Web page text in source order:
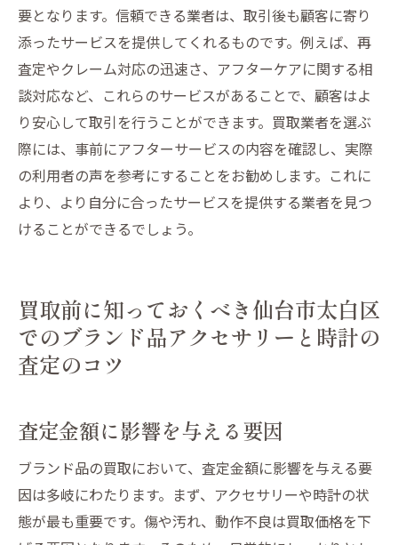
要となります。信頼できる業者は、取引後も顧客に寄り
添ったサービスを提供してくれるものです。例えば、再
査定やクレーム対応の迅速さ、アフターケアに関する相
談対応など、これらのサービスがあることで、顧客はよ
り安心して取引を行うことができます。買取業者を選ぶ
際には、事前にアフターサービスの内容を確認し、実際
の利用者の声を参考にすることをお勧めします。これに
より、より自分に合ったサービスを提供する業者を見つ
けることができるでしょう。
買取前に知っておくべき仙台市太白区
でのブランド品アクセサリーと時計の
査定のコツ
査定金額に影響を与える要因
ブランド品の買取において、査定金額に影響を与える要
因は多岐にわたります。まず、アクセサリーや時計の状
態が最も重要です。傷や汚れ、動作不良は買取価格を下